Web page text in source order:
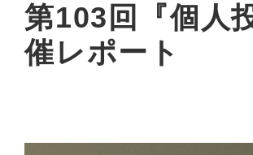
第103回『個人
催レポート